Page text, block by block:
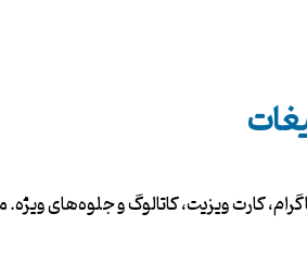
کارت ویزیت، کاتالوگ و